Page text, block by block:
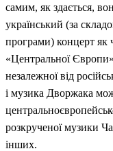
самим, як здається,
український (за
програми) концерт як
«Центральної
незалежної від
і музика Дворжака
розкрученої музики
інших.